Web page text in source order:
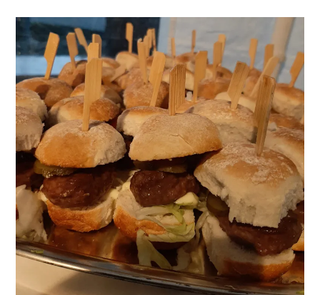
Laat
u
Verwennen
met
Smaakvol
Gegrild
Eten